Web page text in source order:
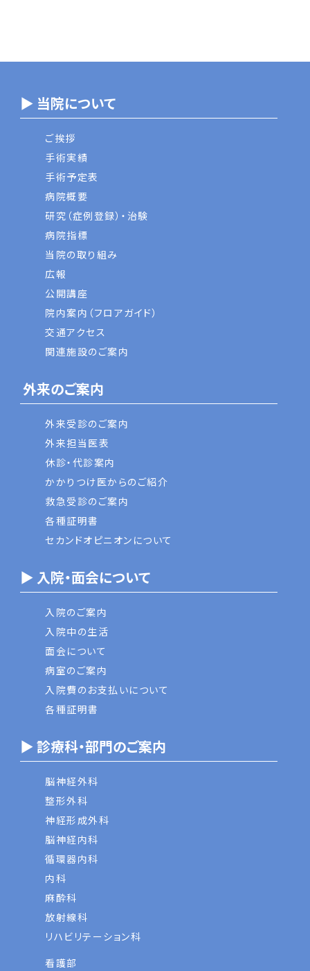
▶ 当院について
ご挨拶
手術実績
手術予定表
病院概要
研究（症例登録）・治験
病院指標
当院の取り組み
広報
公開講座
院内案内（フロアガイド）
交通アクセス
関連施設のご案内
外来のご案内
外来受診のご案内
外来担当医表
休診・代診案内
かかりつけ医からのご紹介
救急受診のご案内
各種証明書
セカンドオピニオンについて
▶ 入院・面会について
入院のご案内
入院中の生活
面会について
病室のご案内
入院費のお支払いについて
各種証明書
▶ 診療科・部門のご案内
脳神経外科
整形外科
神経形成外科
脳神経内科
循環器内科
内科
麻酔科
放射線科
リハビリテーション科
看護部